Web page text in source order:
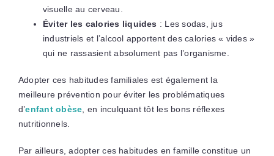
visuelle au cerveau.
Éviter les calories liquides : Les sodas, jus
industriels et l’alcool apportent des calories « vides »
qui ne rassasient absolument pas l’organisme.
Adopter ces habitudes familiales est également la
meilleure prévention pour éviter les problématiques
d’enfant obèse , en inculquant tôt les bons réflexes
nutritionnels.
Par ailleurs, adopter ces habitudes en famille constitue un